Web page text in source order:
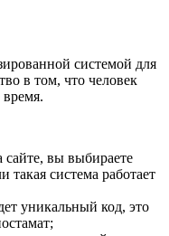
системой для
в том, что человек
время.
сайте, вы выбираете
такая система работает
уникальный код, это